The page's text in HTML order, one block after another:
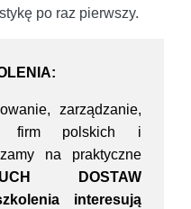
po raz pierwszy.
zarządzanie,
firm polskich i
na praktyczne
DOSTAW
interesują